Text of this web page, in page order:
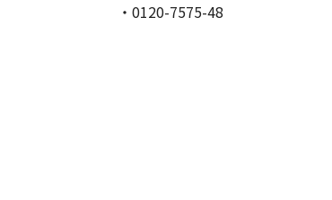
・0120-7575-48